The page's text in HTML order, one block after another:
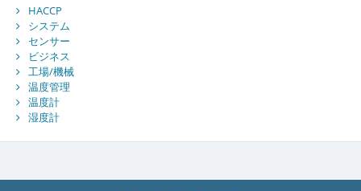
HACCP
システム
センサー
ビジネス
工場/機械
温度管理
温度計
湿度計